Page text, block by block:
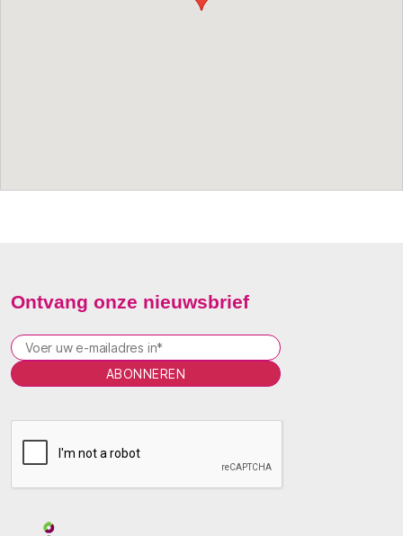
Ontvang onze nieuwsbrief
l